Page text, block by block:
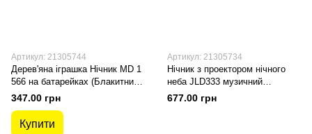
Артикул: 21305744
Дерев'яна іграшка Нічник MD 1
566 на батарейках (Блакитний
Лебідь)
347.00 грн
Купити
Артикул: 21305734
Нічник з проектором нічного
неба JLD333 музичний
(JLD333-33A (Черепаха))
677.00 грн